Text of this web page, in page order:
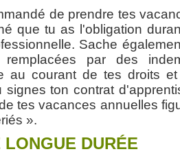
de prendre tes
que tu as l'obligation
Sache
par des
au courant de tes droits
signes ton contrat
tes vacances annuelles
».
DURÉE